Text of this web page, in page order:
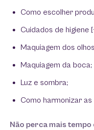
Como escolher
Cuidados de higiene
Maquiagem dos
Maquiagem da boca;
Luz e sombra;
Como harmonizar
Não perca mais